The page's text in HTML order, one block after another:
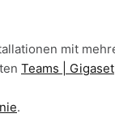
mit
Teams | Gigaset
.